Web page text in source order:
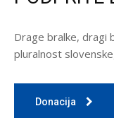
Drage bralke, dragi
pluralnost
Donacija